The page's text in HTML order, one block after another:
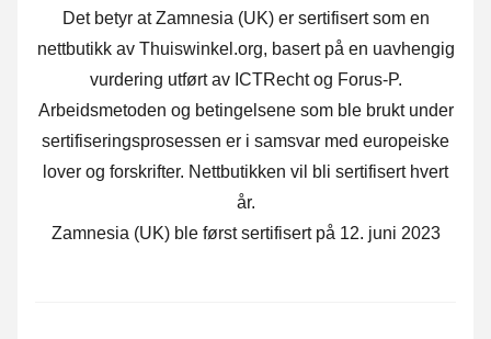
Det betyr at Zamnesia (UK) er sertifisert som en
nettbutikk av Thuiswinkel.org, basert på en uavhengig
vurdering utført av ICTRecht og Forus-P.
Arbeidsmetoden og betingelsene som ble brukt under
sertifiseringsprosessen er i samsvar med europeiske
lover og forskrifter. Nettbutikken vil bli sertifisert hvert
år.
Zamnesia (UK) ble først sertifisert på 12. juni 2023